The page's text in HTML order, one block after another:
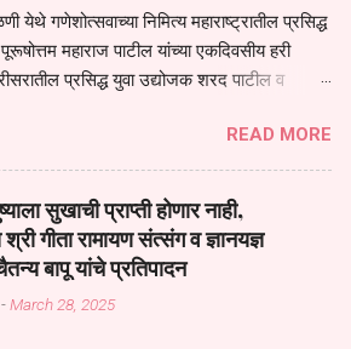
येथे गणेशोत्सवाच्या निमित्य महाराष्ट्रातील प्रसिद्ध
महाराज पाटील यांच्या एकदिवसीय हरी
प्रसिद्ध युवा उद्योजक शरद पाटील व
तो एक देव करुनी घ्यावा* *तेणे विन जिवा सुख
जनीती* *नाही आदी अंती अवसान* या अभंगावर
काळ हा मानव जातीच्या परीक्षेचा काळ आहे
भाग्यवान आहेत कोरोना सारख्या महामारीत आपंण
आपल्याला वाचायचे असेल तर धार्मीक विचाराचा
महामारीच्या काळात वारकरी सप्रदायच खूप मोठा
जातीची मानसीक अवस्था सक्षम असणे गरजेचे आहे
READ MORE
सुखाची प्राप्ती होणार नाही,
गीता रामायण संत्संग व ज्ञानयज्ञ
बापू यांचे प्रतिपादन
-March 28, 2025